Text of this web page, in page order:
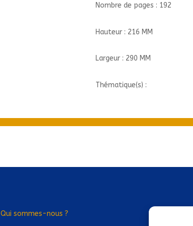
Nombre de pages : 192
Hauteur : 216 MM
Largeur : 290 MM
Thématique(s) :
Qui sommes-nous ?